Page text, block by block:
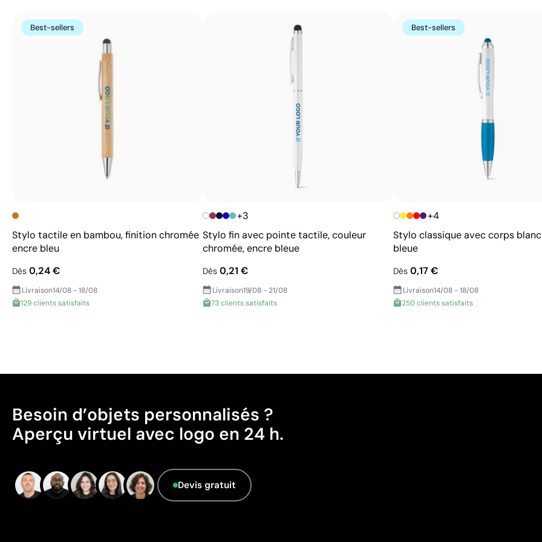
Best-sellers
Stylo tactile en bambou, finition chromée
encre bleu
Dès 0,24 €
Livraison14/08 - 18/08
129 clients satisfaits
+3
Stylo fin avec pointe tactile, couleur
chromée, encre bleue
Dès0,21 €
Livraison19/08 - 21/08
73 clients satisfaits
Best-sellers
+4
Stylo classique avec corps
bleue
Dès0,17 €
Livraison14/08 - 18/08
250 clients satisfaits
Besoin d’objets personnalisés ?
Aperçu virtuel avec logo en 24 h.
Devis gratuit